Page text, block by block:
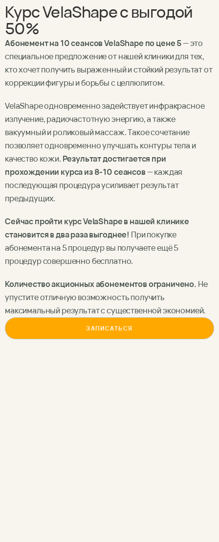
Курс VelaShape с выгодой
50%
Абонемент на 10 сеансов VelaShape по цене 5— это
специальное предложение от нашей клиники для тех,
кто хочет получить выраженный и стойкий результат от
коррекции фигуры и борьбы с целлюлитом.
VelaShape одновременно задействует инфракрасное
излучение, радиочастотную энергию, а также
вакуумный и роликовый массаж. Такое сочетание
позволяет одновременно улучшать контуры тела и
качество кожи. Результат достигается при
прохождении курса из 8-10 сеансов — каждая
последующая процедура усиливает результат
предыдущих.
Сейчас пройти курс VelaShape в нашей клинике
становится в два раза выгоднее! При покупке
абонемента на 5 процедур вы получаете ещё 5
процедур совершенно бесплатно.
Количество акционных абонементов ограничено. Не
упустите отличную возможность получить
максимальный результат с существенной экономией.
ЗАПИСАТЬСЯ